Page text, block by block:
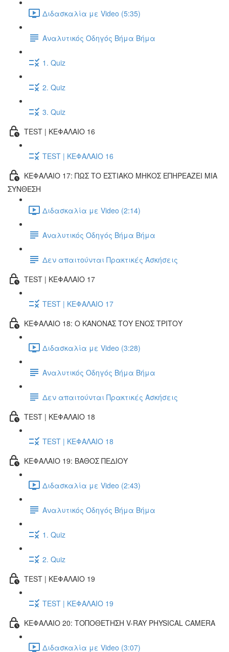
Διδασκαλία με Video (5:35)
Αναλυτικός Οδηγός Βήμα Βήμα
1. Quiz
2. Quiz
3. Quiz
TEST | ΚΕΦΑΛΑΙΟ 16
TEST | ΚΕΦΑΛΑΙΟ 16
ΚΕΦΑΛΑΙΟ 17: ΠΩΣ ΤΟ ΕΣΤΙΑΚΟ ΜΗΚΟΣ ΕΠΗΡΕΑΖΕΙ ΜΙΑ
ΣΥΝΘΕΣΗ
Διδασκαλία με Video (2:14)
Αναλυτικός Οδηγός Βήμα Βήμα
Δεν απαιτούνται Πρακτικές Ασκήσεις
TEST | ΚΕΦΑΛΑΙΟ 17
TEST | ΚΕΦΑΛΑΙΟ 17
ΚΕΦΑΛΑΙΟ 18: Ο ΚΑΝΟΝΑΣ ΤΟΥ ΕΝΟΣ ΤΡΙΤΟΥ
Διδασκαλία με Video (3:28)
Αναλυτικός Οδηγός Βήμα Βήμα
Δεν απαιτούνται Πρακτικές Ασκήσεις
TEST | ΚΕΦΑΛΑΙΟ 18
TEST | ΚΕΦΑΛΑΙΟ 18
ΚΕΦΑΛΑΙΟ 19: ΒΑΘΟΣ ΠΕΔΙΟΥ
Διδασκαλία με Video (2:43)
Αναλυτικός Οδηγός Βήμα Βήμα
1. Quiz
2. Quiz
TEST | ΚΕΦΑΛΑΙΟ 19
TEST | ΚΕΦΑΛΑΙΟ 19
ΚΕΦΑΛΑΙΟ 20: ΤΟΠΟΘΕΤΗΣΗ V-RAY PHYSICAL CAMERA
Διδασκαλία με Video (3:07)